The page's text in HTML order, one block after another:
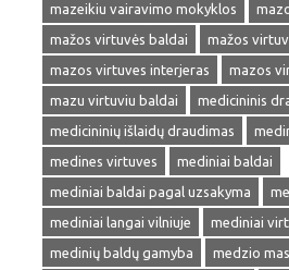
mazeikiu vairavimo mokyklos
mažos virtuvės baldai
mažos
mazos virtuves interjeras
mazos
mazu virtuviu baldai
medicininis
medicininių išlaidų draudimas
medines virtuves
mediniai baldai
mediniai baldai pagal uzsakyma
mediniai langai vilniuje
mediniai
medinių baldų gamyba
medzio